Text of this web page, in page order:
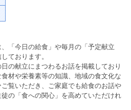
「今日の給食」や毎月の「予定献立
ております。
の献立にまつわるお話を掲載しており
材や栄養素等の知識、地域の食文化な
覧いただき、 ご家庭でも給食のお話や
徒の「食への関心」を高めていただけれ